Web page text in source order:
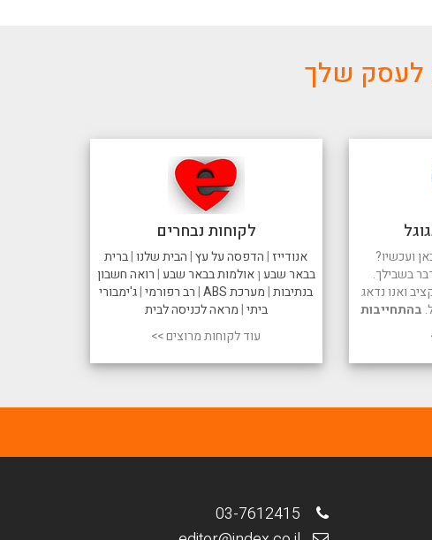
לעסק שלך
לקוחות נבחרים
אנודייז |הדפסה על עץ |הבית שלנו|ברית
בבאר שבעןאולמות בבאר שבע|רואה חשבון
בנתיבות|מערכת ABS |רב רפורמי|ג'ימבורי
ביתי|מראה לכניסה לבית
עוד לקוחות מרוצים >>
ועכשיו?
בשבילך.
ואנו נדאג
בהתחייבות